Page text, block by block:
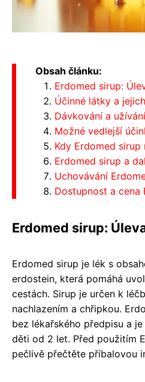
Obsah článku:
Erdomed sirup:
Účinné látky a
Dávkování a
Možné vedlejší
Kdy Erdomed sirup
Erdomed sirup a
Uchovávání
Dostupnost a cena
Erdomed sirup:
Erdomed sirup je lék s
erdostein, která pomáhá
cestách. Sirup je určen k
nachlazením a chřipkou.
bez lékařského předpisu a
děti od 2 let. Před použitím
pečlivě přečtěte příbalovou